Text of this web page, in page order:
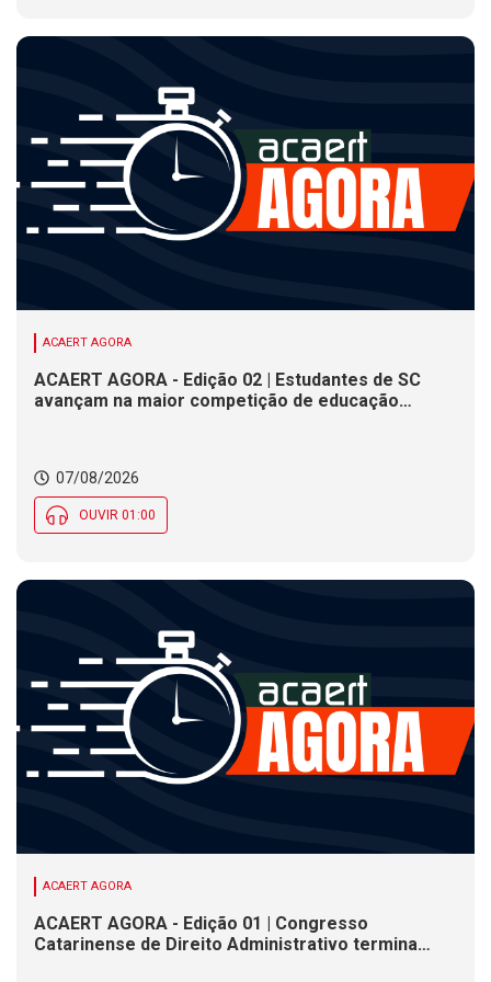
ACAERT AGORA
ACAERT AGORA - Edição 02 | Estudantes de SC
avançam na maior competição de educação
Social nesta sexta (7)
07/08/2026
OUVIR 01:00
ACAERT AGORA
ACAERT AGORA - Edição 01 | Congresso
Catarinense de Direito Administrativo termina